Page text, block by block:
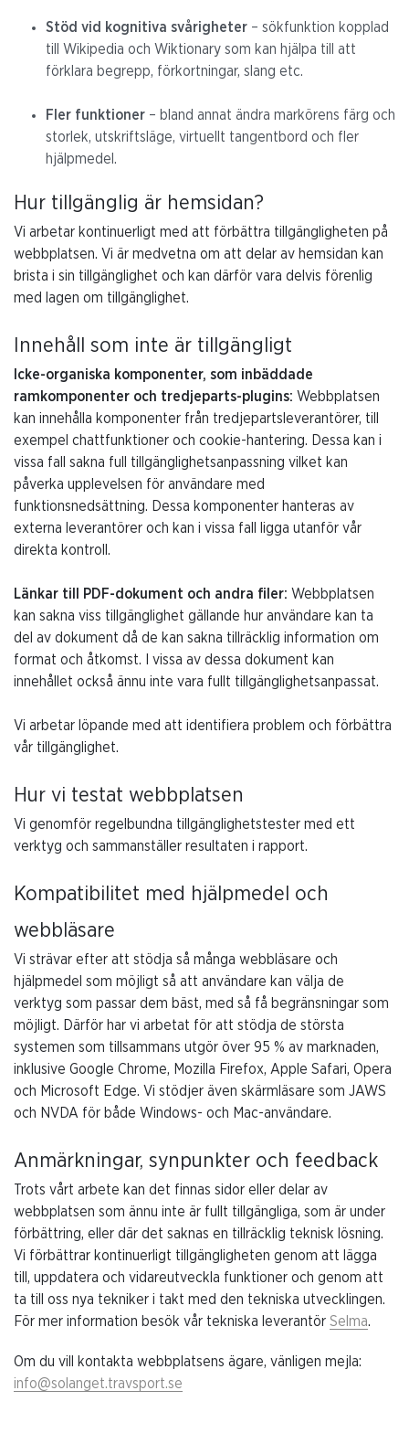
Stöd vid kognitiva svårigheter – sökfunktion kopplad
till Wikipedia och Wiktionary som kan hjälpa till att
förklara begrepp, förkortningar, slang etc.
Fler funktioner – bland annat ändra markörens färg och
storlek, utskriftsläge, virtuellt tangentbord och fler
hjälpmedel.
Hur tillgänglig är hemsidan?
Vi arbetar kontinuerligt med att förbättra tillgängligheten på
webbplatsen. Vi är medvetna om att delar av hemsidan kan
brista i sin tillgänglighet och kan därför vara delvis förenlig
med lagen om tillgänglighet.
Innehåll som inte är tillgängligt
Icke-organiska komponenter, som inbäddade
ramkomponenter och tredjeparts-plugins: Webbplatsen
kan innehålla komponenter från tredjepartsleverantörer, till
exempel chattfunktioner och cookie-hantering. Dessa kan i
vissa fall sakna full tillgänglighetsanpassning vilket kan
påverka upplevelsen för användare med
funktionsnedsättning. Dessa komponenter hanteras av
externa leverantörer och kan i vissa fall ligga utanför vår
direkta kontroll.
Länkar till PDF-dokument och andra filer: Webbplatsen
kan sakna viss tillgänglighet gällande hur användare kan ta
del av dokument då de kan sakna tillräcklig information om
format och åtkomst. I vissa av dessa dokument kan
innehållet också ännu inte vara fullt tillgänglighetsanpassat.
Vi arbetar löpande med att identifiera problem och förbättra
vår tillgänglighet.
Hur vi testat webbplatsen
Vi genomför regelbundna tillgänglighetstester med ett
verktyg och sammanställer resultaten i rapport.
Kompatibilitet med hjälpmedel och
webbläsare
Vi strävar efter att stödja så många webbläsare och
hjälpmedel som möjligt så att användare kan välja de
verktyg som passar dem bäst, med så få begränsningar som
möjligt. Därför har vi arbetat för att stödja de största
systemen som tillsammans utgör över 95 % av marknaden,
inklusive Google Chrome, Mozilla Firefox, Apple Safari, Opera
och Microsoft Edge. Vi stödjer även skärmläsare som JAWS
och NVDA för både Windows- och Mac-användare.
Anmärkningar, synpunkter och feedback
Trots vårt arbete kan det finnas sidor eller delar av
webbplatsen som ännu inte är fullt tillgängliga, som är under
förbättring, eller där det saknas en tillräcklig teknisk lösning.
Vi förbättrar kontinuerligt tillgängligheten genom att lägga
till, uppdatera och vidareutveckla funktioner och genom att
ta till oss nya tekniker i takt med den tekniska utvecklingen.
För mer information besök vår tekniska leverantör Selma.
Om du vill kontakta webbplatsens ägare, vänligen mejla:
info@solanget.travsport.se